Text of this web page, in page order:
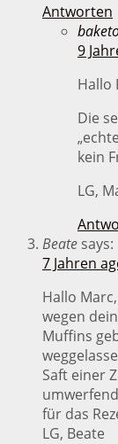
Antworten
9
Hallo
Die
kein
LG,
Beate says:
7 Jahren
Hallo Marc,
wegen
Muffins
Saft einer
für das
LG, Beate